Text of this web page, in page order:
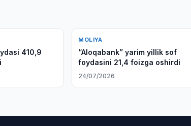
410,9
MOLIYA
“Aloqabank” yarim yillik sof
foydasini 21,4 foizga oshirdi
24/07/2026